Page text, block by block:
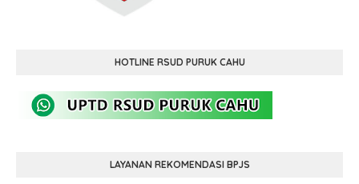
HOTLINE RSUD PURUK CAHU
LAYANAN REKOMENDASI BPJS